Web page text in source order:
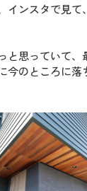
インスタで見
思っていて
のところに落